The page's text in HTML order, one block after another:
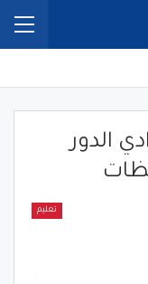
الدور
تعليم